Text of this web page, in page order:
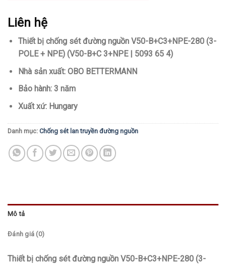
Liên hệ
Thiết bị chống sét đường nguồn V50-B+C3+NPE-280 (3-
POLE + NPE) (V50-B+C 3+NPE | 5093 65 4)
Nhà sản xuất: OBO BETTERMANN
Bảo hành: 3 năm
Xuất xứ: Hungary
Danh mục: Chống sét lan truyền đường nguồn
Mô tả
Đánh giá (0)
Thiết bị chống sét đường nguồn V50-B+C3+NPE-280 (3-